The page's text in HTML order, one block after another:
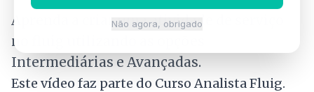
Aprenda a criar uma atividade de serviço
no fluig utilizando as opções
Intermediárias e Avançadas.
Este vídeo faz parte do Curso Analista Fluig.
Não agora, obrigado